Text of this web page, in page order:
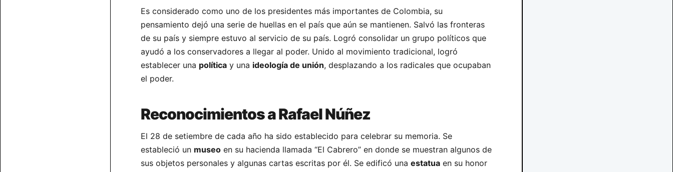
Es considerado como uno de los presidentes más importantes de Colombia, su
pensamiento dejó una serie de huellas en el país que aún se mantienen. Salvó las fronteras
de su país y siempre estuvo al servicio de su país. Logró consolidar un grupo políticos que
ayudó a los conservadores a llegar al poder. Unido al movimiento tradicional, logró
establecer una política y una ideología de unión, desplazando a los radicales que ocupaban
el poder.
Reconocimientos a Rafael Núñez
El 28 de setiembre de cada año ha sido establecido para celebrar su memoria. Se
estableció un museo en su hacienda llamada “El Cabrero” en donde se muestran algunos de
sus objetos personales y algunas cartas escritas por él. Se edificó una estatua en su honor